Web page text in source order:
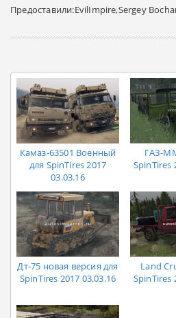
Предоставили:EvilImpire,Sergey
Камаз-63501 Военный
для SpinTires 2017
03.03.16
ГАЗ-
SpinTires
Дт-75 новая версия для
SpinTires 2017 03.03.16
Land
SpinTires